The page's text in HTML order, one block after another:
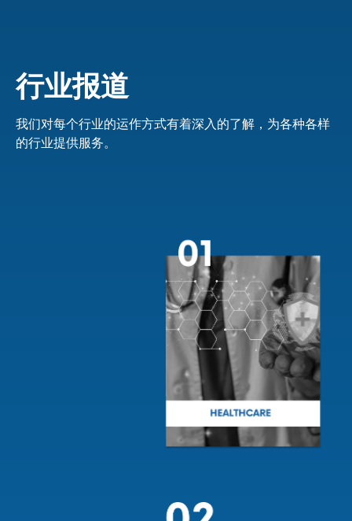
行业报道
我们对每个行业的运作方式有着深入的了解，为各种各样
的行业提供服务。